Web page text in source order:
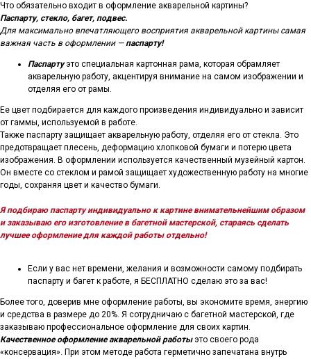
Что обязательно входит в оформление акварельной картины?
Паспарту, стекло, багет, подвес.
Для максимально впечатляющего восприятия акварельной картины самая
важная часть в оформлении —паспарту!
Паспартуэто специальная картонная рама, которая обрамляет
акварельную работу, акцентируя внимание на самом изображении и
отделяя его от рамы.
Ее цвет подбирается для каждого произведения индивидуально и зависит
от гаммы, используемой в работе.
Также паспарту защищает акварельную работу, отделяя его от стекла. Это
предотвращает плесень, деформацию хлопковой бумаги и потерю цвета
изображения. В оформлении используется качественный музейный картон.
Он вместе со стеклом и рамой защищает художественную работу на многие
годы, сохраняя цвет и качество бумаги.
Я подбираю паспарту индивидуально к картине внимательнейшим образом
и заказываю его изготовление в багетной мастерской, стараясь сделать
лучшее оформление для каждой работы отдельно!
Если у вас нет времени, желания и возможности самому подбирать
паспарту и багет к работе, я БЕСПЛАТНО сделаю это за вас!
Более того, доверив мне оформление работы, вы экономите время, энергию
и средства в размере до 20%. Я сотрудничаю с багетной мастерской, где
заказываю профессиональное оформление для своих картин.
Качественное оформление акварельной работы это своего рода
«консервация». При этом методе работа герметично запечатана внутрь